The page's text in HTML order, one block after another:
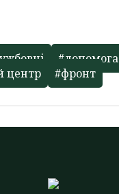
#допомога
центр
#фронт